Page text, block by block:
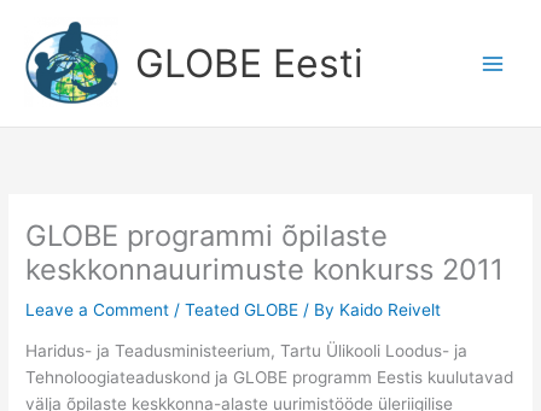
content
GLOBE Eesti
GLOBE programmi õpilaste
keskkonnauurimuste konkurss 2011
Leave a Comment /Teated GLOBE / By Kaido Reivelt
Haridus- ja Teadusministeerium, Tartu Ülikooli Loodus- ja
Tehnoloogiateaduskond ja GLOBE programm Eestis kuulutavad
välja õpilaste keskkonna-alaste uurimistööde üleriigilise